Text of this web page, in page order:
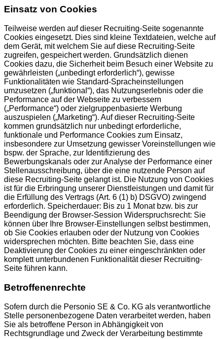
Einsatz von Cookies
Teilweise werden auf dieser Recruiting-Seite sogenannte
Cookies eingesetzt. Dies sind kleine Textdateien, welche auf
dem Gerät, mit welchem Sie auf diese Recruiting-Seite
zugreifen, gespeichert werden. Grundsätzlich dienen
Cookies dazu, die Sicherheit beim Besuch einer Website zu
gewährleisten („unbedingt erforderlich“), gewisse
Funktionalitäten wie Standard-Spracheinstellungen
umzusetzen („funktional“), das Nutzungserlebnis oder die
Performance auf der Webseite zu verbessern
(„Performance“) oder zielgruppenbasierte Werbung
auszuspielen („Marketing“). Auf dieser Recruiting-Seite
kommen grundsätzlich nur unbedingt erforderliche,
funktionale und Performance Cookies zum Einsatz,
insbesondere zur Umsetzung gewisser Voreinstellungen wie
bspw. der Sprache, zur Identifizierung des
Bewerbungskanals oder zur Analyse der Performance einer
Stellenausschreibung, über die eine nutzende Person auf
diese Recruiting-Seite gelangt ist. Die Nutzung von Cookies
ist für die Erbringung unserer Dienstleistungen und damit für
die Erfüllung des Vertrags (Art. 6 (1) b) DSGVO) zwingend
erforderlich. Speicherdauer: Bis zu 1 Monat bzw. bis zur
Beendigung der Browser-Session Widerspruchsrecht: Sie
können über Ihre Browser-Einstellungen selbst bestimmen,
ob Sie Cookies erlauben oder der Nutzung von Cookies
widersprechen möchten. Bitte beachten Sie, dass eine
Deaktivierung der Cookies zu einer eingeschränkten oder
komplett unterbundenen Funktionalität dieser Recruiting-
Seite führen kann.
Betroffenenrechte
Sofern durch die Personio SE & Co. KG als verantwortliche
Stelle personenbezogene Daten verarbeitet werden, haben
Sie als betroffene Person in Abhängigkeit von
Rechtsgrundlage und Zweck der Verarbeitung bestimmte